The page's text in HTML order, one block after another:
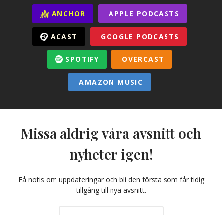
ANCHOR APPLE PODCASTS
ACAST GOOGLE PODCASTS
SPOTIFY OVERCAST
AMAZON MUSIC
Missa aldrig våra avsnitt och
nyheter igen!
Få notis om uppdateringar och bli den första som får tidig
tillgång till nya avsnitt.